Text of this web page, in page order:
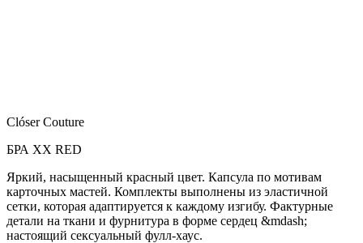
Clóser Couture
БРА XX RED
Яркий, насыщенный красный цвет. Капсула по мотивам
карточных мастей. Комплекты выполнены из эластичной
сетки, которая адаптируется к каждому изгибу. Фактурные
детали на ткани и фурнитура в форме сердец &mdash;
настоящий сексуальный фулл-хаус.